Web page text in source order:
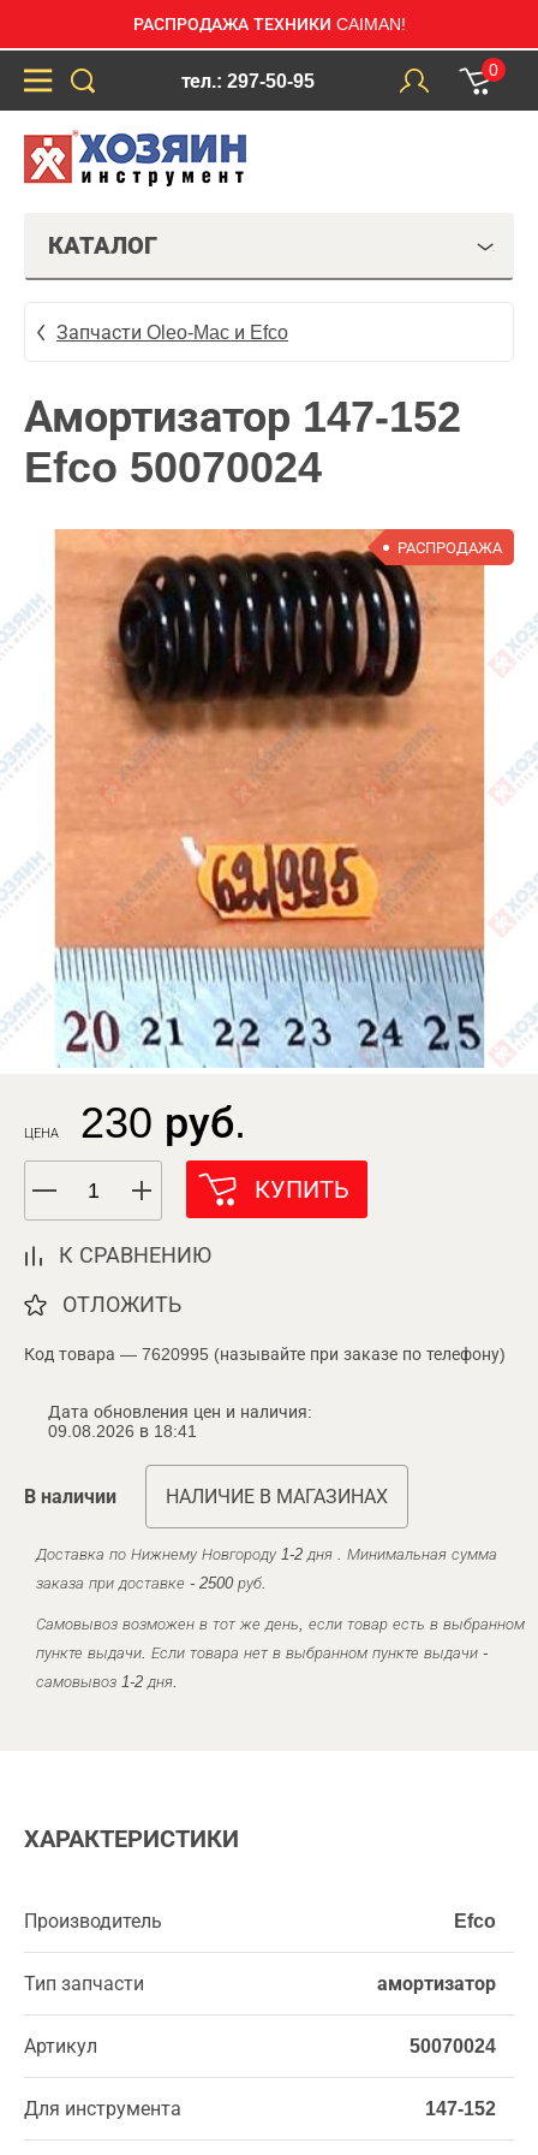
РАСПРОДАЖА ТЕХНИКИ CAIMAN!
тел.: 297-50-95
0
КАТАЛОГ
Запчасти Oleo-Mac и Efco
Амортизатор 147-152
Efco 50070024
РАСПРОДАЖА
ЦЕНА 230 руб.
КУПИТЬ
К СРАВНЕНИЮ
ОТЛОЖИТЬ
Код товара — 7620995 (называйте при заказе по телефону)
Дата обновления цен и наличия:
09.08.2026 в 18:41
В наличии НАЛИЧИЕ В МАГАЗИНАХ
Доставка по Нижнему Новгороду 1-2 дня . Минимальная сумма
заказа при доставке - 2500 руб.
Самовывоз возможен в тот же день, если товар есть в выбранном
пункте выдачи. Если товара нет в выбранном пункте выдачи -
самовывоз 1-2 дня.
ХАРАКТЕРИСТИКИ
Производитель Efco
Тип запчасти амортизатор
Артикул 50070024
Для инструмента 147-152